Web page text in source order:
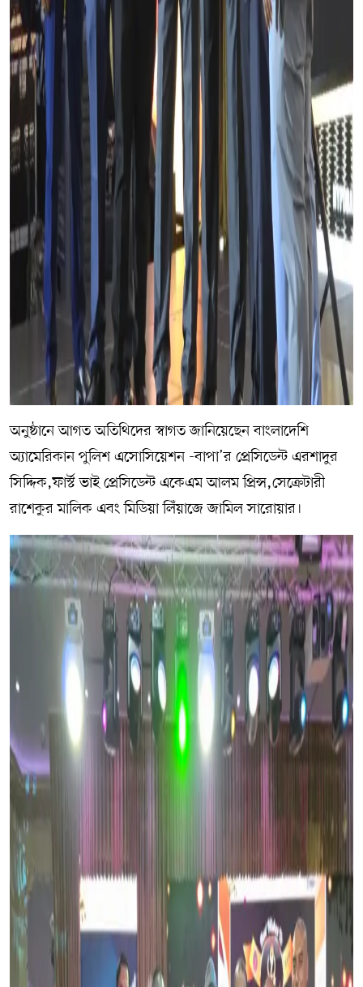
অনুষ্ঠানে আগত অতিথিদের স্বাগত জানিয়েছেন বাংলাদেশি
অ্যামেরিকান পুলিশ এসোসিয়েশন -বাপা’র প্রেসিডেন্ট এরশাদুর
সিদ্দিক,ফার্স্ট ভাই প্রেসিডেন্ট একেএম আলম প্রিন্স,সেক্রেটারী
রাশেকুর মালিক এবং মিডিয়া লিঁয়াজে জামিল সারোয়ার।